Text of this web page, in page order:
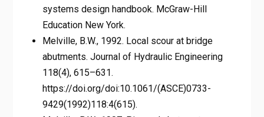
systems design handbook. McGraw-Hill
Education New York.
Melville, B.W., 1992. Local scour at bridge
abutments. Journal of Hydraulic Engineering
118(4), 615–631.
https://doi.org/doi:10.1061/(ASCE)0733-
9429(1992)118:4(615).